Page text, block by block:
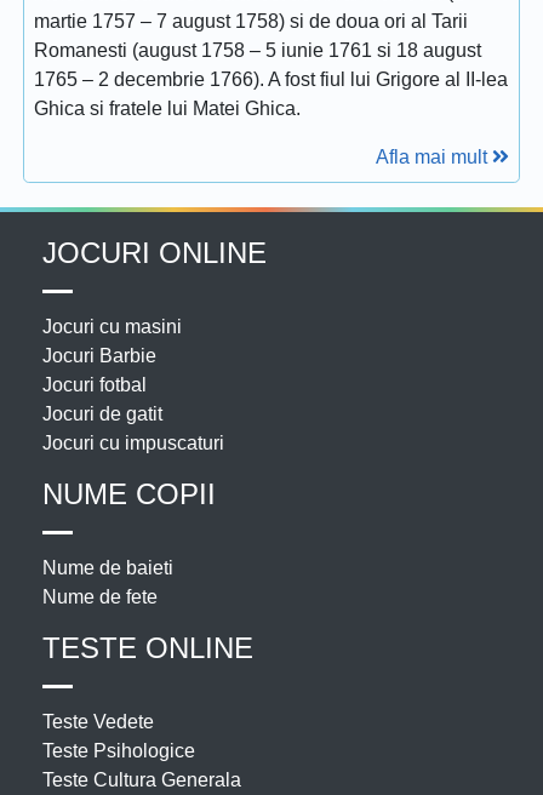
martie 1757 – 7 august 1758) si de doua ori al Tarii
Romanesti (august 1758 – 5 iunie 1761 si 18 august
1765 – 2 decembrie 1766). A fost fiul lui Grigore al II-lea
Ghica si fratele lui Matei Ghica.
Afla mai mult
JOCURI ONLINE
Jocuri cu masini
Jocuri Barbie
Jocuri fotbal
Jocuri de gatit
Jocuri cu impuscaturi
NUME COPII
Nume de baieti
Nume de fete
TESTE ONLINE
Teste Vedete
Teste Psihologice
Teste Cultura Generala